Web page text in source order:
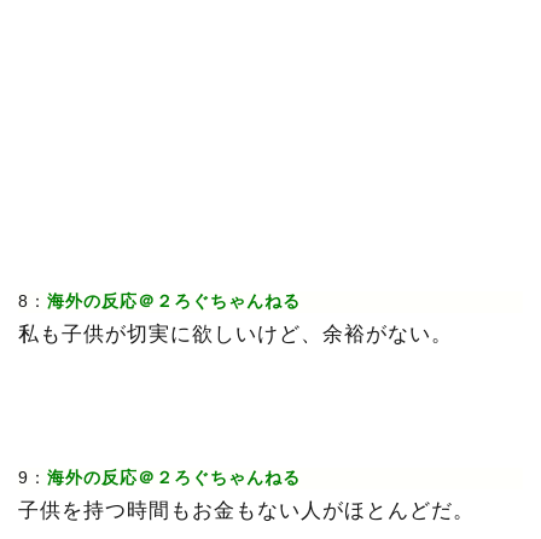
8： 海外の反応＠２ろぐちゃんねる
私も子供が切実に欲しいけど、余裕がない。
9： 海外の反応＠２ろぐちゃんねる
子供を持つ時間もお金もない人がほとんどだ。